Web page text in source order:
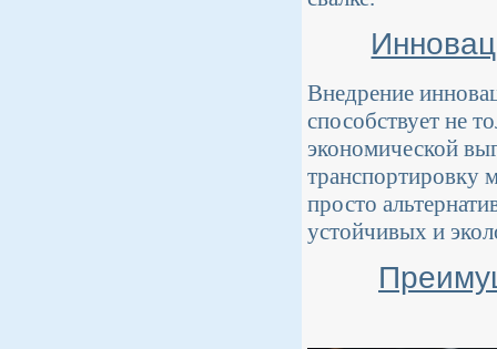
Внедрение
способствует не
экономической
транспортировку
просто
устойчивых и